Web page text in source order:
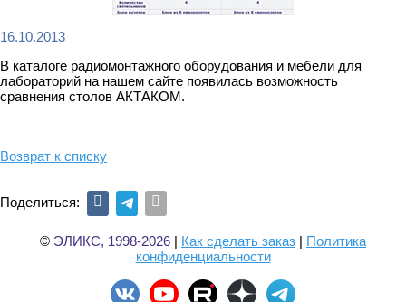
16.10.2013
В каталоге радиомонтажного оборудования и мебели для
лабораторий на нашем сайте появилась возможность
сравнения столов АКТАКОМ.
Возврат к списку
Поделиться:
© ЭЛИКС, 1998-2026 | Как сделать заказ | Политика
конфиденциальности